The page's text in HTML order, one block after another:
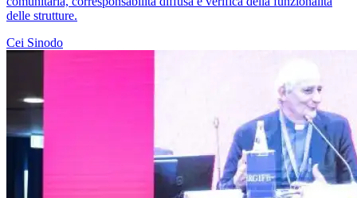
delle strutture.
Cei Sinodo